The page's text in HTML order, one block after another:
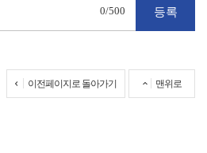
0/500
이전페이지로 돌아가기 맨위로